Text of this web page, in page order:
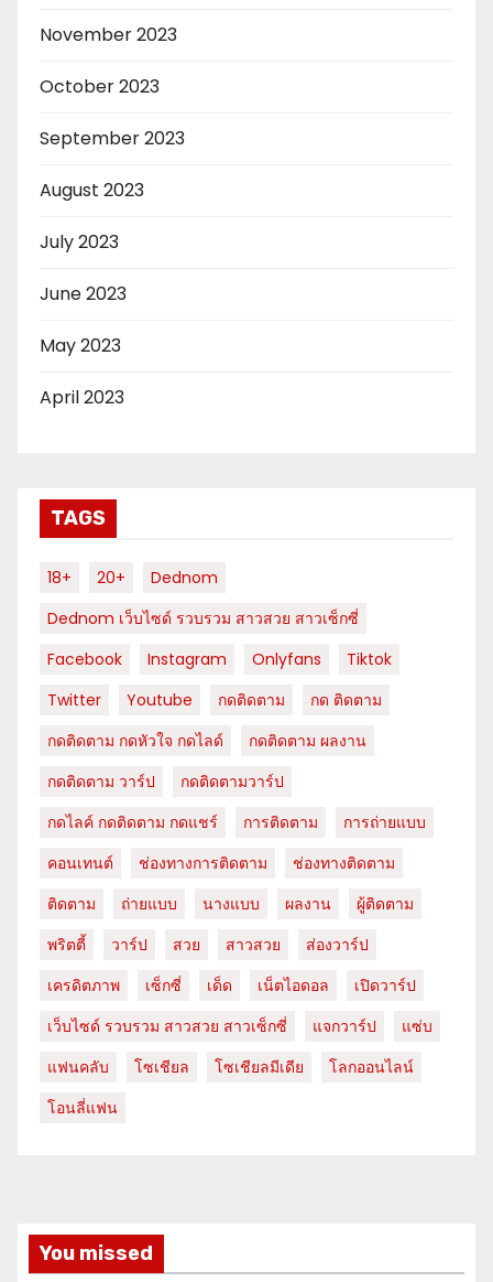
November 2023
October 2023
September 2023
August 2023
July 2023
June 2023
May 2023
April 2023
TAGS
18+ 20+
Dednom
Dednom เว็บไซด์ รวบรวม สาวสวย สาวเซ็กซี่
Facebook
Instagram Onlyfans
Tiktok
Twitter
Youtube กดติดตาม
กด ติดตาม
กดติดตาม กดหัวใจ กดไลด์
กดติดตาม ผลงาน
กดติดตาม วาร์ป
กดติดตามวาร์ป
กดไลค์ กดติดตาม กดแชร์
การติดตาม
การถ่ายแบบ
คอนเทนต์
ช่องทางการติดตาม
ช่องทางติดตาม
ติดตาม
ถ่ายแบบ นางแบบ ผลงาน
ผู้ติดตาม
พริตตี้
วาร์ป สวย สาวสวย
ส่องวาร์ป
เครดิตภาพ
เซ็กซี่ เด็ด เน็ตไอดอล
เปิดวาร์ป
เว็บไซด์ รวบรวม สาวสวย สาวเซ็กซี่
แจกวาร์ป
แซ่บ
แฟนคลับ
โซเชียล โซเชียลมีเดีย
โลกออนไลน์
โอนลี่แฟน
You missed